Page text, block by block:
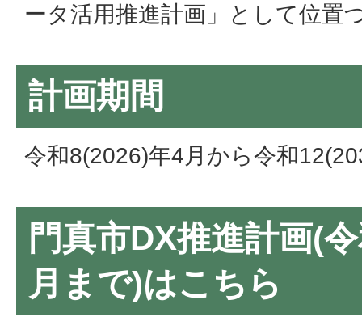
ータ活用推進計画」として位置
計画期間
令和8(2026)年4月から令和
門真市DX推進計画(
月まで)はこちら